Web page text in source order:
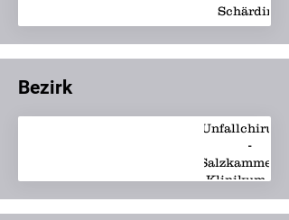
Schärding
Bezirk
-
Klinikum Bad
Ischl